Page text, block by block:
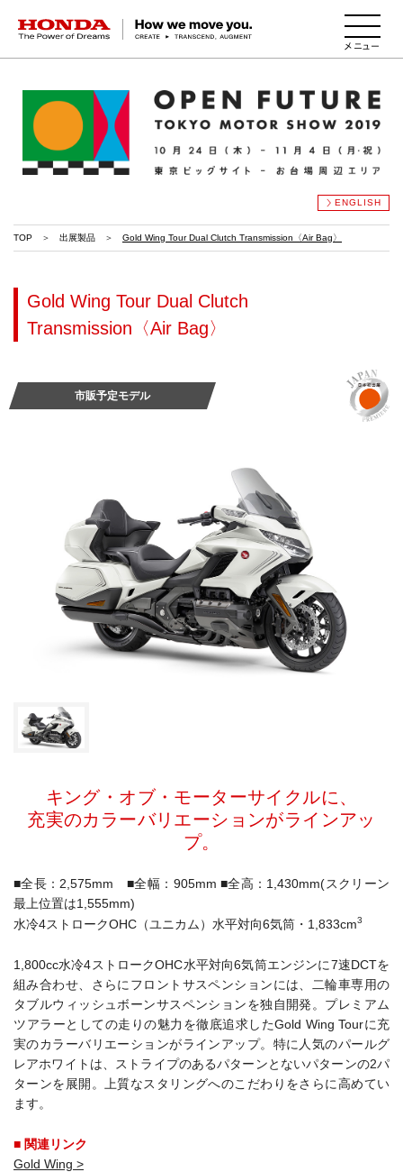
HONDA The Power of Dreams
ENGLISH
TOP 出展製品 Gold Wing Tour Dual Clutch Transmission〈Air Bag〉​
Gold Wing Tour Dual Clutch
Transmission〈Air Bag〉​
市販予定モデル
キング・オブ・モーターサイクルに、
充実のカラーバリエーションがラインアッ
プ。
■全長：2,575mm ■全幅：905mm ■全高：1,430mm(スクリーン
最上位置は1,555mm)
水冷4ストロークOHC（ユニカム）水平対向6気筒・1,833cm3
1,800cc水冷4ストロークOHC水平対向6気筒エンジンに7速DCTを
組み合わせ、さらにフロントサスペンションには、二輪車専用の
タブルウィッシュボーンサスペンションを独自開発。プレミアム
ツアラーとしての走りの魅力を徹底追求したGold Wing Tourに充
実のカラーバリエーションがラインアップ。特に人気のパールグ
レアホワイトは、ストライプのあるパターンとないパターンの2パ
ターンを展開。上質なスタリングへのこだわりをさらに高めてい
ます。
■ 関連リンク
Gold Wing